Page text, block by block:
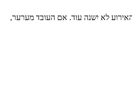
לא יִשנה עוד. אם העובד מערער,